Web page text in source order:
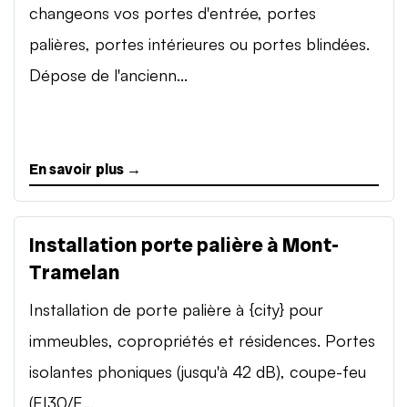
changeons vos portes d'entrée, portes
palières, portes intérieures ou portes blindées.
Dépose de l'ancienn...
En savoir plus →
Installation porte palière à Mont-
Tramelan
Installation de porte palière à {city} pour
immeubles, copropriétés et résidences. Portes
isolantes phoniques (jusqu'à 42 dB), coupe-feu
(EI30/E...